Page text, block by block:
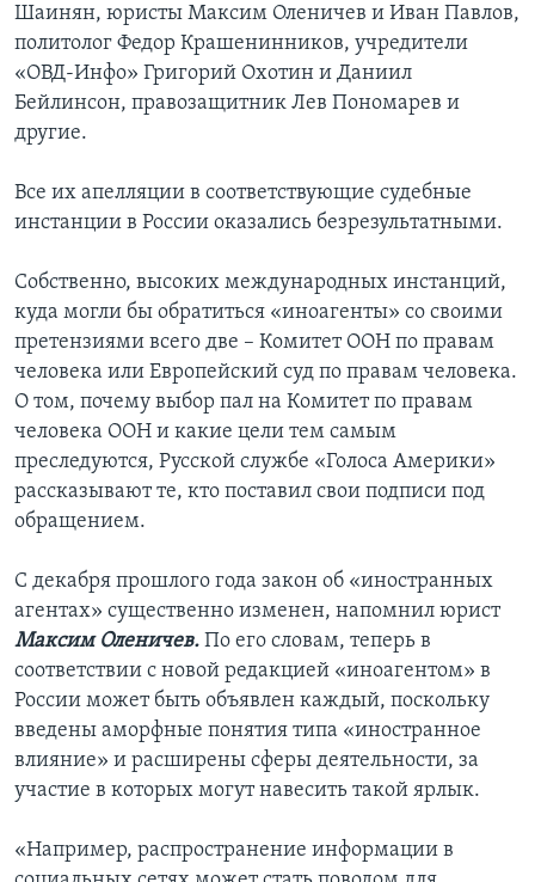
Шаинян, юристы Максим Оленичев и Иван Павлов,
политолог Федор Крашенинников, учредители
«ОВД-Инфо» Григорий Охотин и Даниил
Бейлинсон, правозащитник Лев Пономарев и
другие.
Все их апелляции в соответствующие судебные
инстанции в России оказались безрезультатными.
Собственно, высоких международных инстанций,
куда могли бы обратиться «иноагенты» со своими
претензиями всего две – Комитет ООН по правам
человека или Европейский суд по правам человека.
О том, почему выбор пал на Комитет по правам
человека ООН и какие цели тем самым
преследуются, Русской службе «Голоса Америки»
рассказывают те, кто поставил свои подписи под
обращением.
С декабря прошлого года закон об «иностранных
агентах» существенно изменен, напомнил юрист
Максим Оленичев. По его словам, теперь в
соответствии с новой редакцией «иноагентом» в
России может быть объявлен каждый, поскольку
введены аморфные понятия типа «иностранное
влияние» и расширены сферы деятельности, за
участие в которых могут навесить такой ярлык.
«Например, распространение информации в